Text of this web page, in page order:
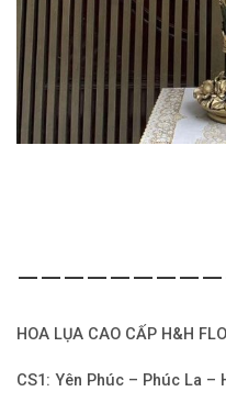
HOA LỤA CAO CẤP H&H
CS1: Yên Phúc – Phúc La –